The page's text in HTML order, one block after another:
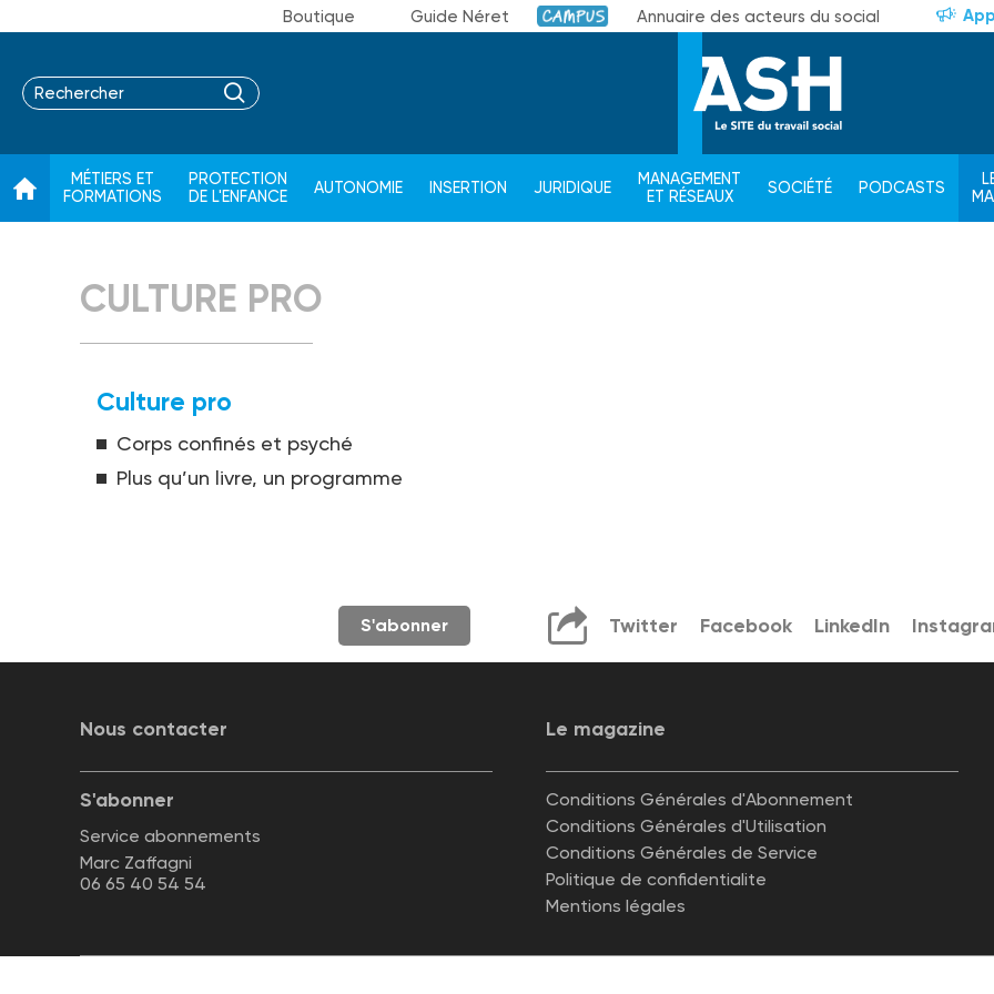
Boutique Guide Néret Campus Annuaire des acteurs du social
MÉTIERS ET
FORMATIONS
PROTECTION
DE L'ENFANCE
AUTONOMIE INSERTION JURIDIQUE
MANAGEMENT
ET RÉSEAUX
SOCIÉTÉ PODCASTS
CULTURE PRO
Culture pro
Corps confinés et psyché
Plus qu’un livre, un programme
S'abonner Twitter Facebook LinkedIn
Nous contacter Le magazine
S'abonner
Service abonnements
Marc Zaffagni
06 65 40 54 54
Conditions Générales d'Abonnement
Conditions Générales d'Utilisation
Conditions Générales de Service
Politique de confidentialite
Mentions légales